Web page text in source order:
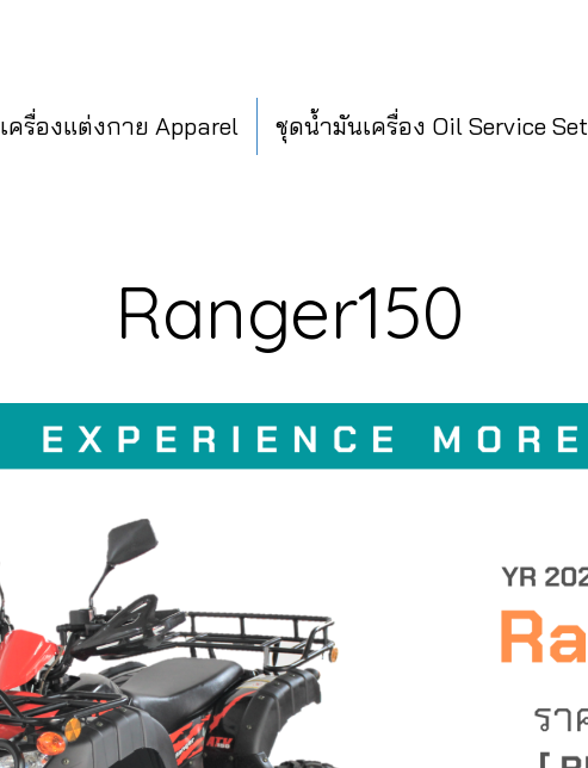
เครื่องแต่งกาย Apparel ชุดน้ำมันเครื่อง Oil Service Set
Ranger150